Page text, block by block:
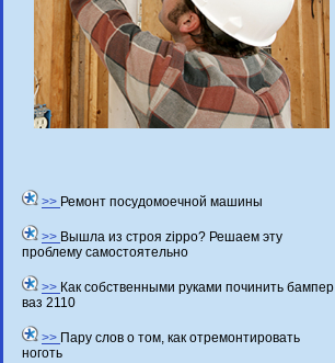
>> Ремонт посудомоечной машины
>> Вышла из строя zippo? Решаем эту
проблему самостоятельно
>> Как собственными руками починить бампер
ваз 2110
>> Пару слов о том, как отремонтировать
ноготь